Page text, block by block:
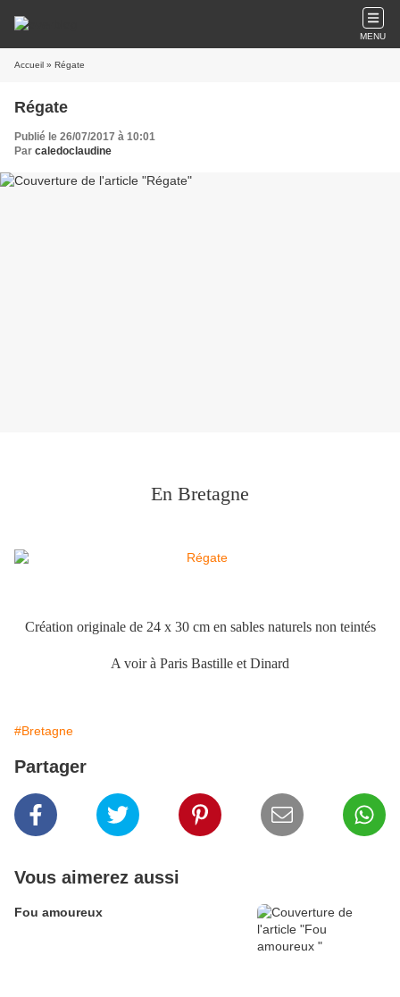
MENU
Accueil » Régate
Régate
Publié le 26/07/2017 à 10:01
Par caledoclaudine
En Bretagne
Création originale de 24 x 30 cm en sables naturels non teintés
A voir à Paris Bastille et Dinard
#Bretagne
Partager
Vous aimerez aussi
Fou amoureux